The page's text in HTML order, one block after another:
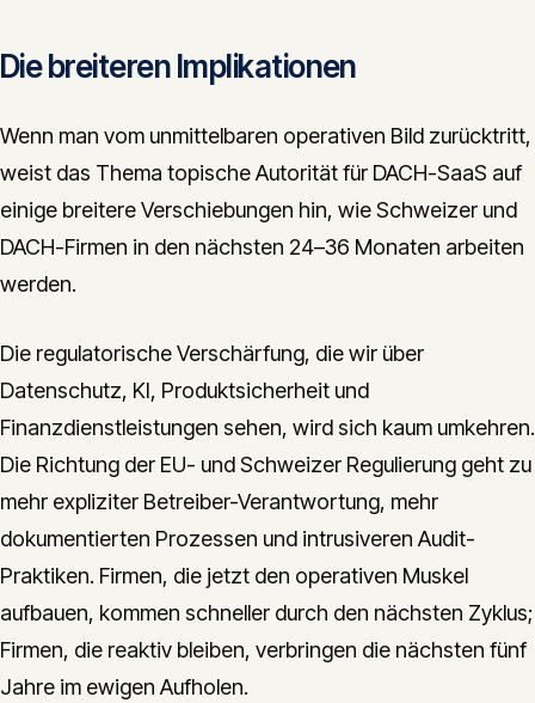
Die breiteren Implikationen
Wenn man vom unmittelbaren operativen Bild zurücktritt,
weist das Thema topische Autorität für DACH-SaaS auf
einige breitere Verschiebungen hin, wie Schweizer und
DACH-Firmen in den nächsten 24–36 Monaten arbeiten
werden.
Die regulatorische Verschärfung, die wir über
Datenschutz, KI, Produktsicherheit und
Finanzdienstleistungen sehen, wird sich kaum umkehren.
Die Richtung der EU- und Schweizer Regulierung geht zu
mehr expliziter Betreiber-Verantwortung, mehr
dokumentierten Prozessen und intrusiveren Audit-
Praktiken. Firmen, die jetzt den operativen Muskel
aufbauen, kommen schneller durch den nächsten Zyklus;
Firmen, die reaktiv bleiben, verbringen die nächsten fünf
Jahre im ewigen Aufholen.